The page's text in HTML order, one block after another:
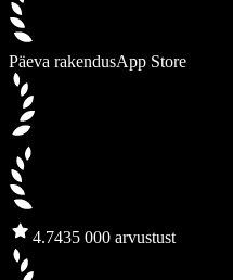
Päeva rakendusApp Store
4.7435 000 arvustust